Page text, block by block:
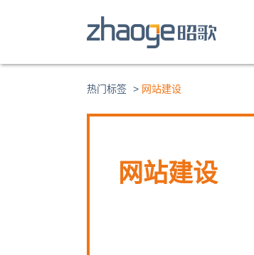
热门标签 > 网站建设
网站建设
就是做了努力，却突然发现网
站被惩罚，流量直线下降，很